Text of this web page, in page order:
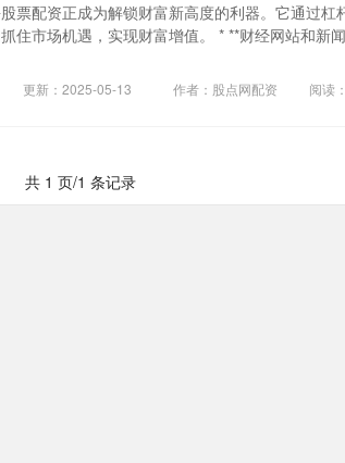
票配资正成为解锁财富新高度的利器。它通过杠
住市场机遇，实现财富增值。 * **财经网站和新
更新：2025-05-13 作者：股点网配资 阅读
共 1 页/1 条记录